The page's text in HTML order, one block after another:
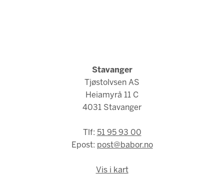
Stavanger
Tjøstolvsen AS
Heiamyrå 11 C
4031 Stavanger
Tlf: 51 95 93 00
Epost: post@babor.no
Vis i kart